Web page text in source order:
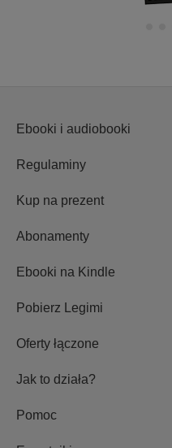
Ebooki i audiobooki
Regulaminy
Kup na prezent
Abonamenty
Ebooki na Kindle
Pobierz Legimi
Oferty łączone
Jak to działa?
Pomoc